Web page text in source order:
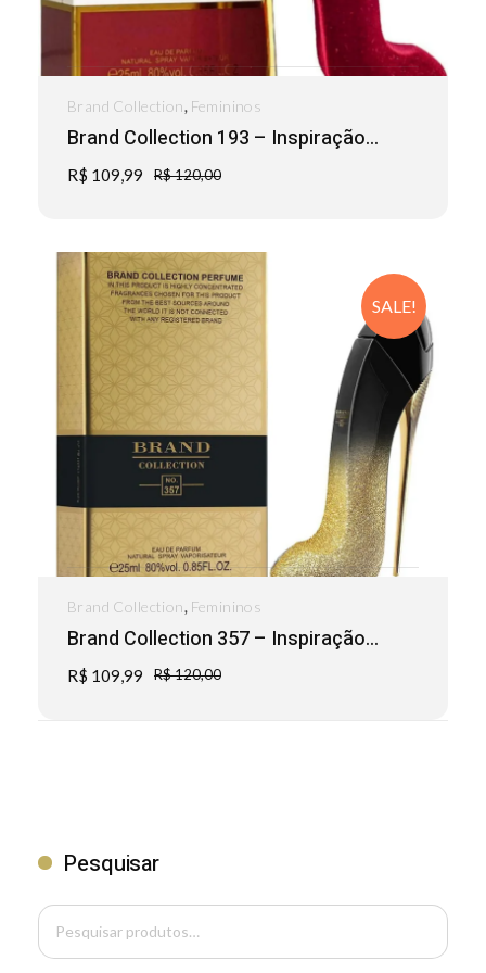
Brand Collection 193 – Inspiração...
R$ 109,99 R$120,00
Brand Collection, Femininos
SALE!
Brand Collection 357 – Inspiração...
R$ 109,99 R$120,00
Brand Collection, Femininos
Pesquisar